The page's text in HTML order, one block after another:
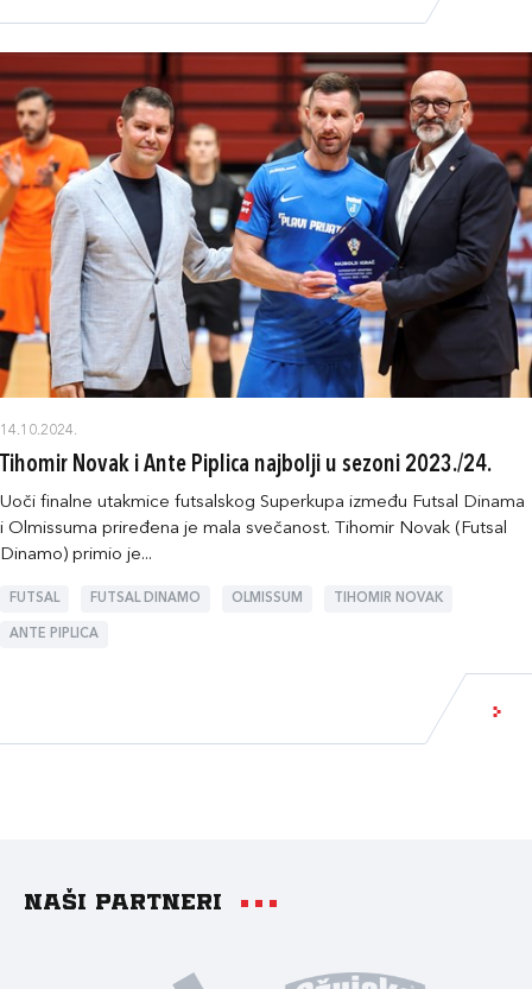
14.10.2024.
Tihomir Novak i Ante Piplica najbolji u sezoni 2023./24.
Uoči finalne utakmice futsalskog Superkupa između Futsal Dinama
i Olmissuma priređena je mala svečanost. Tihomir Novak (Futsal
Dinamo) primio je...
FUTSAL FUTSAL DINAMO OLMISSUM TIHOMIR NOVAK
ANTE PIPLICA
Naši partneri